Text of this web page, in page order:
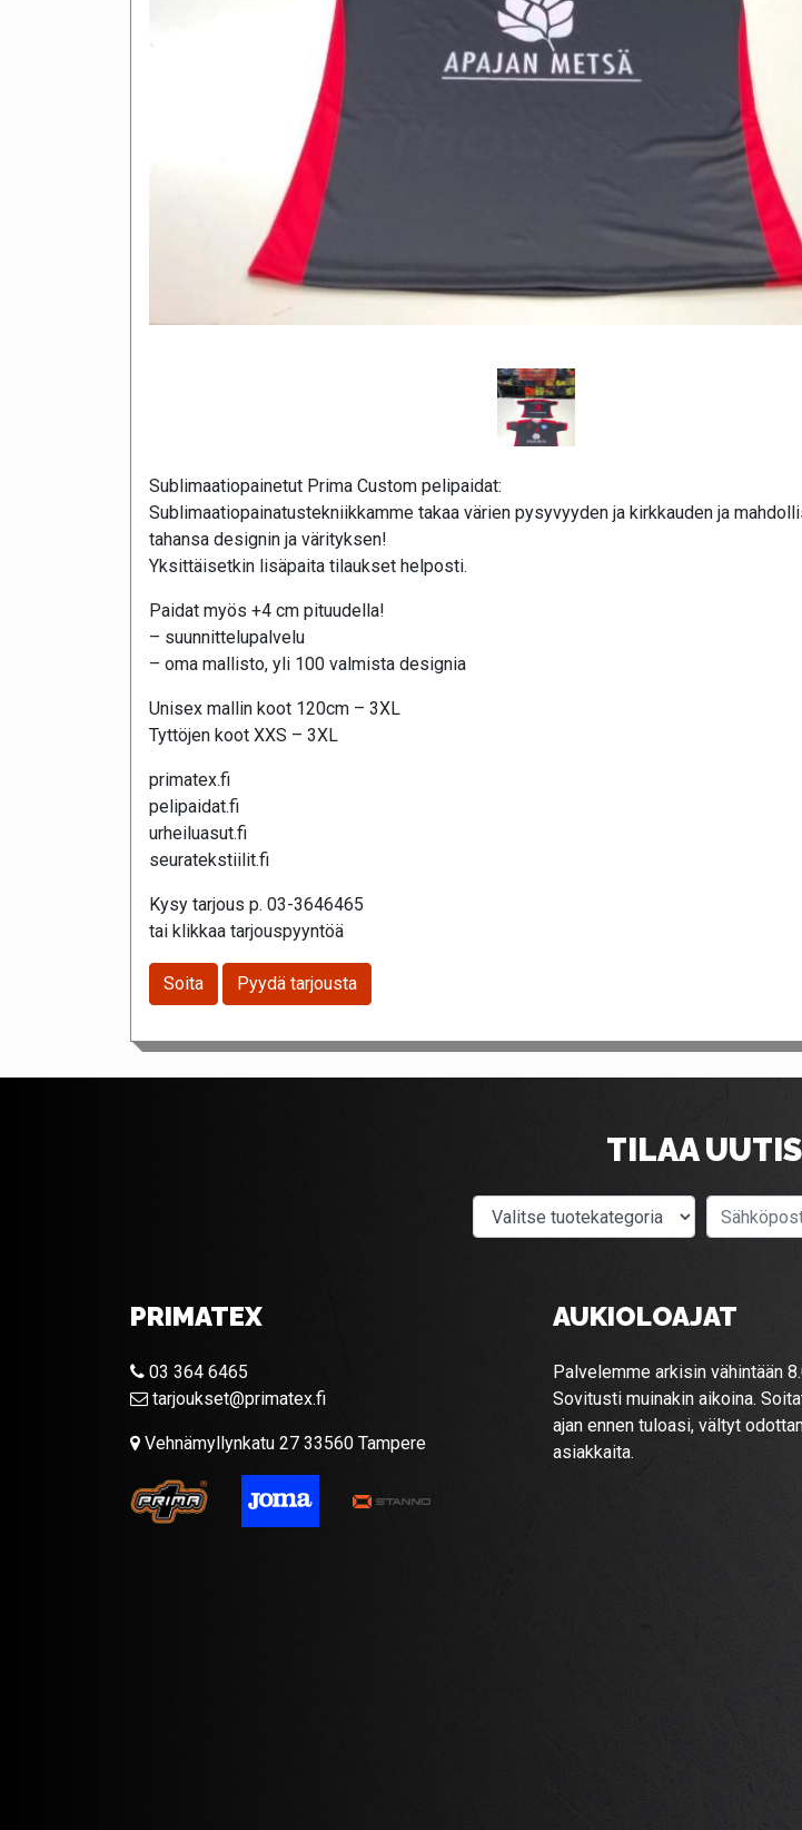
Sublimaatiopainetut Prima Custom pelipaidat:
Sublimaatiopainatustekniikkamme takaa värien pysyvyyden ja kirkkauden ja
tahansa designin ja värityksen!
Yksittäisetkin lisäpaita tilaukset helposti.
Paidat myös +4 cm pituudella!
– suunnittelupalvelu
– oma mallisto, yli 100 valmista designia
Unisex mallin koot 120cm – 3XL
Tyttöjen koot XXS – 3XL
primatex.fi
pelipaidat.fi
urheiluasut.fi
seuratekstiilit.fi
Kysy tarjous p. 03-3646465
tai klikkaa tarjouspyyntöä
Soita Pyydä tarjousta
TILAA
Valitse tuotekategoria
PRIMATEX
03 364 6465
tarjoukset@primatex.fi
Vehnämyllynkatu 27 33560 Tampere
AUKIOLOAJAT
Palvelemme arkisin vähintään
Sovitusti muinakin aikoina.
ajan ennen tuloasi, vältyt
asiakkaita.